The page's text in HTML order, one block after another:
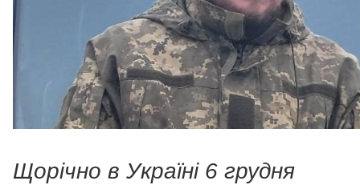
Щорічно в Україні 6 грудня